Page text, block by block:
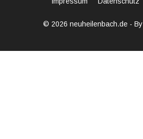
© 2026 neuheilenbach.de - By